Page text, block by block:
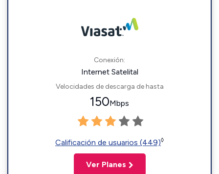
Conexión:
Internet Satelital
Velocidades de descarga de hasta
150Mbps
Calificación de usuarios (449)◊
Ver Planes